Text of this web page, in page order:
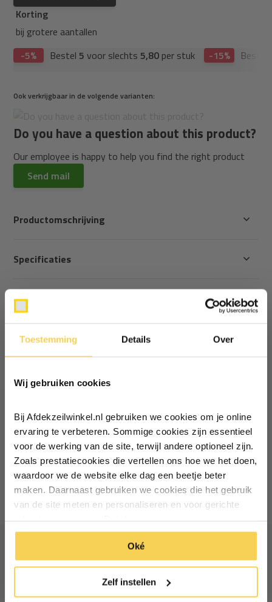
Toestemming Details Over
Wij gebruiken cookies
Bij Afdekzeilwinkel.nl gebruiken we cookies om je online
ervaring te verbeteren. Sommige cookies zijn essentieel
voor de werking van de site, terwijl andere optioneel zijn.
Zoals prestatiecookies die vertellen ons hoe we het doen,
waardoor we de website elke dag een beetje beter
maken. Daarnaast gebruiken we cookies die het gebruik
van de site meten en personaliseren en voor gerichte
manier. Klik op 'Oké' om alle cookies te accepteren. Of
klik op ‘alleen essentiele’ als je niet akkoord gaat met
cookies.
Oké
Zelf instellen
Korting
bij grotere aantallen
-5%
Bestel 5 voor slechts 5,80 per stuk -15% Bestel
Ook verkrijgbaar in de volgende varianten:
Do you have a question about this product?
Our employee is happy to help you find the right product
Send mail
Productomschrijving
Specificaties
Reviews
Delen
Easyfix haak 10
stuks
Deliverytime
6,10
Ontvang €5 korting
Schrijf je in voor de nieuwsbrief en ontvang €5 welkomstkorting!
Ontvang €5,- korting!
Schrijf je in voor de nieuwsbrief en
Vul je e-mailadres in‍⁪⁪
Particulier Zakelijk
Inschrijven
*Geldig bij minimale besteding vanaf €75